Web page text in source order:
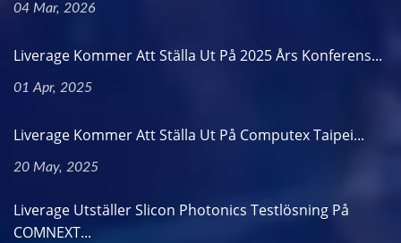
04 Mar, 2026
Liverage Kommer Att Ställa Ut På 2025 Års Konferens...
01 Apr, 2025
Liverage Kommer Att Ställa Ut På Computex Taipei...
20 May, 2025
Liverage Utställer Slicon Photonics Testlösning På
COMNEXT...